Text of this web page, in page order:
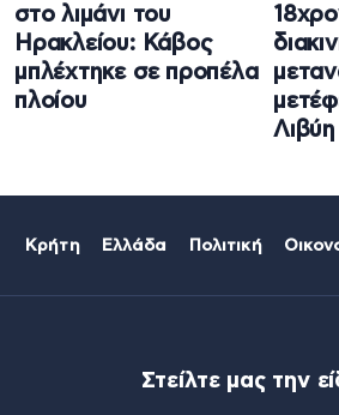
στο λιμάνι του
Ηρακλείου: Κάβος
μπλέχτηκε σε προπέλα
πλοίου
Κρήτη Ελλάδα Πολιτική
Στείλτε μας την